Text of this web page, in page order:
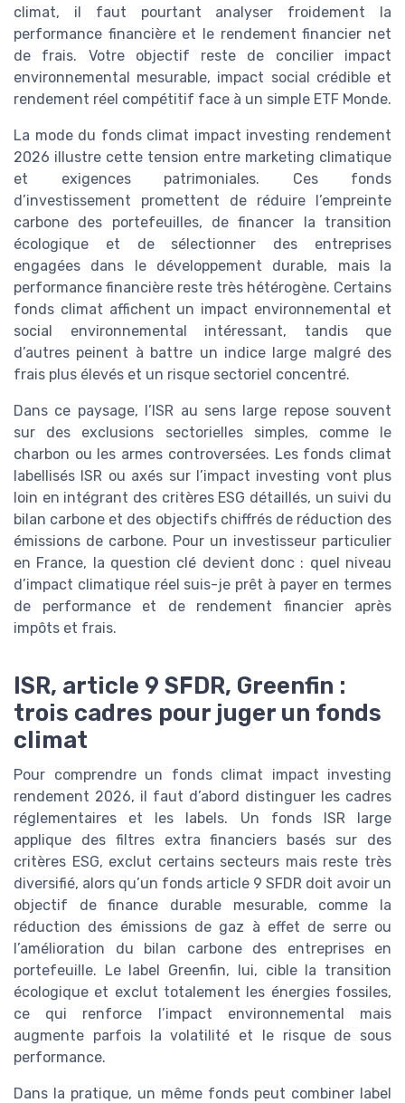
climat, il faut pourtant analyser froidement la
performance financière et le rendement financier net
de frais. Votre objectif reste de concilier impact
environnemental mesurable, impact social crédible et
rendement réel compétitif face à un simple ETF Monde.
La mode du fonds climat impact investing rendement
2026 illustre cette tension entre marketing climatique
et exigences patrimoniales. Ces fonds
d’investissement promettent de réduire l’empreinte
carbone des portefeuilles, de financer la transition
écologique et de sélectionner des entreprises
engagées dans le développement durable, mais la
performance financière reste très hétérogène. Certains
fonds climat affichent un impact environnemental et
social environnemental intéressant, tandis que
d’autres peinent à battre un indice large malgré des
frais plus élevés et un risque sectoriel concentré.
Dans ce paysage, l’ISR au sens large repose souvent
sur des exclusions sectorielles simples, comme le
charbon ou les armes controversées. Les fonds climat
labellisés ISR ou axés sur l’impact investing vont plus
loin en intégrant des critères ESG détaillés, un suivi du
bilan carbone et des objectifs chiffrés de réduction des
émissions de carbone. Pour un investisseur particulier
en France, la question clé devient donc : quel niveau
d’impact climatique réel suis-je prêt à payer en termes
de performance et de rendement financier après
impôts et frais.
ISR, article 9 SFDR, Greenfin :
trois cadres pour juger un fonds
climat
Pour comprendre un fonds climat impact investing
rendement 2026, il faut d’abord distinguer les cadres
réglementaires et les labels. Un fonds ISR large
applique des filtres extra financiers basés sur des
critères ESG, exclut certains secteurs mais reste très
diversifié, alors qu’un fonds article 9 SFDR doit avoir un
objectif de finance durable mesurable, comme la
réduction des émissions de gaz à effet de serre ou
l’amélioration du bilan carbone des entreprises en
portefeuille. Le label Greenfin, lui, cible la transition
écologique et exclut totalement les énergies fossiles,
ce qui renforce l’impact environnemental mais
augmente parfois la volatilité et le risque de sous
performance.
Dans la pratique, un même fonds peut combiner label